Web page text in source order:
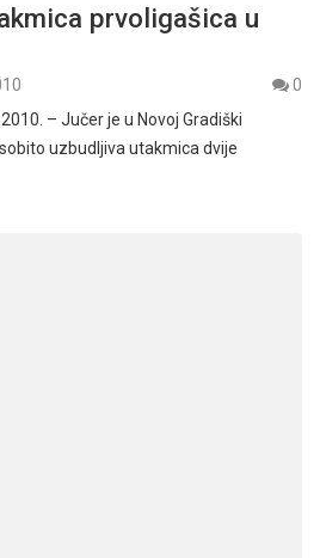
prvoligašica u
0
– Jučer je u Novoj Gradiški
uzbudljiva utakmica dvije